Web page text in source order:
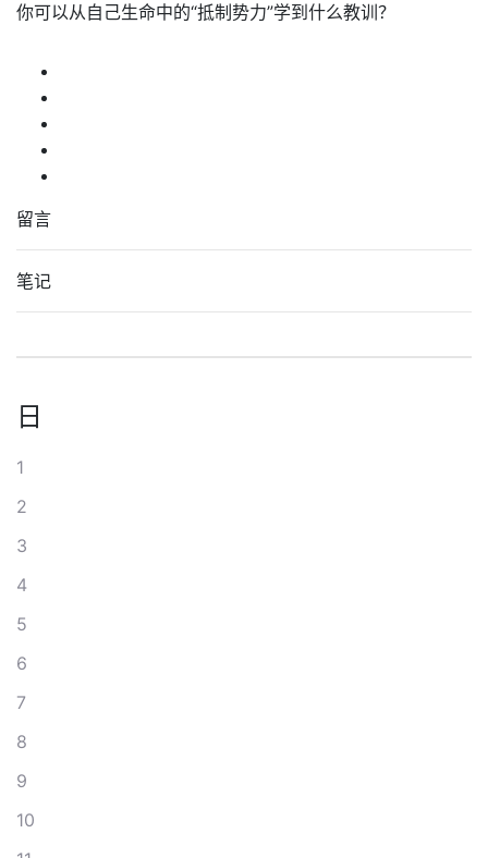
你可以从自己生命中的“抵制势力”学到什么教训？
留言
笔记
日
1
2
3
4
5
6
7
8
9
10